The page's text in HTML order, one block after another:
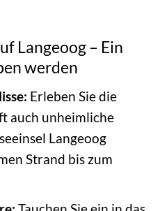
Langeoog – Ein
werden
Erleben Sie die
auch unheimliche
Langeoog
Strand bis zum